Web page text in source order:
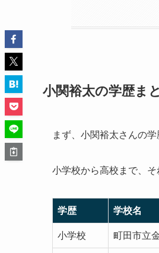
小関裕太の学歴ま
まず、小関裕太さんの
小学校から高校まで、
学歴 学校名
小学校 町田市立